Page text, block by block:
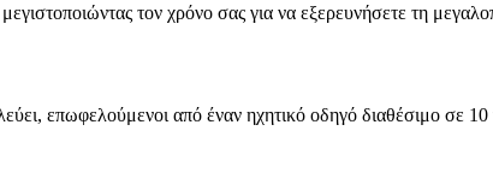
τον χρόνο σας για να εξερευνήσετε τη
επωφελούμενοι από έναν ηχητικό οδηγό διαθέσιμο σε